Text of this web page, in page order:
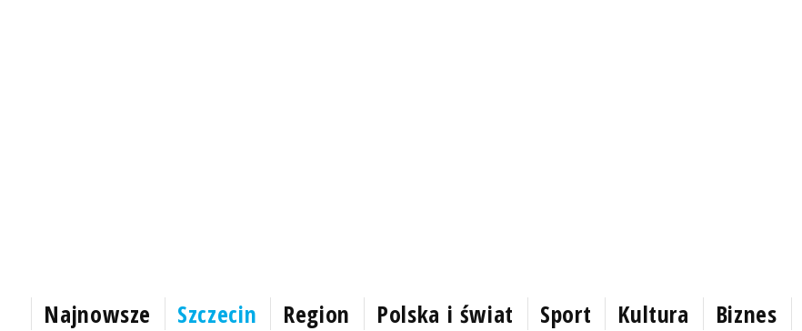
Najnowsze Szczecin Region Polska i świat Sport Kultura Biznes